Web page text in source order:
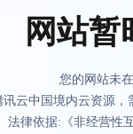
网站暂
您的网站未
讯云中国境内云资源
法律依据:《非经营性